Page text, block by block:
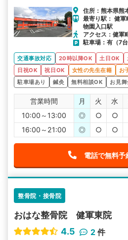
住所：熊本県
最寄り駅： 健
物園入口駅
アクセス：健軍
駐車場：有（7台
交通事故対応 20時以降OK 土日OK
日祝OK
祝日OK 女性の先生在籍 お
駐車場あり
鍼灸 無料相談OK お見舞
営業時間 月 火 水
10:00～13:00
◎ ○ ○
16:00～21:00
◎ ○ ○
電話で無料予
整骨院・接骨院
おはな整骨院 健軍東院
4.5
2 件